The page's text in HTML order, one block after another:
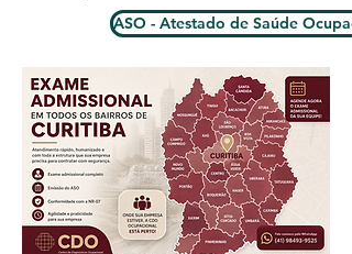
ASO - Atestado de Saúde